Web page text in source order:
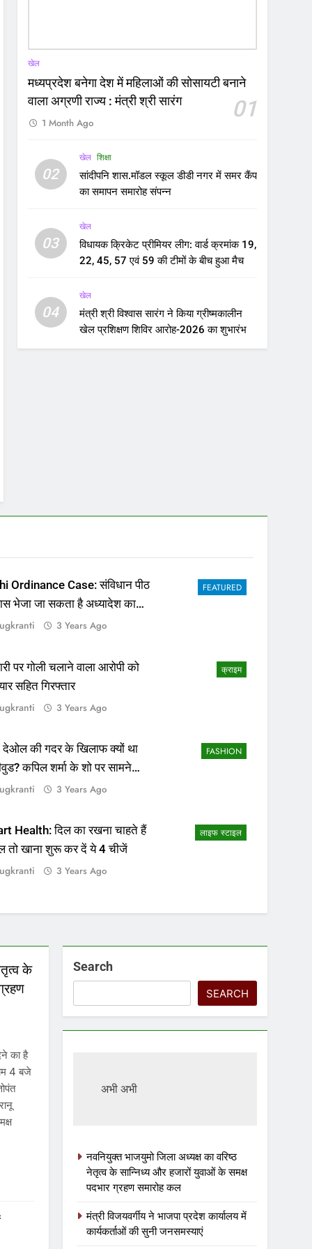
खेल
मध्यप्रदेश बनेगा देश में महिलाओं की सोसायटी बनाने
वाला अग्रणी राज्य : मंत्री श्री सारंग
01
1 Month Ago
02
खेल शिक्षा
सांदीपनि शास.मॉडल स्कूल डीडी नगर में समर कैंप
का समापन समारोह संपन्न
03
खेल
विधायक क्रिकेट प्रीमियर लीग: वार्ड क्रमांक 19,
22, 45, 57 एवं 59 की टीमों के बीच हुआ मैच
04
खेल
मंत्री श्री विश्वास सारंग ने किया ग्रीष्मकालीन
खेल प्रशिक्षण शिविर आरोह-2026 का शुभारंभ
FEATURED
Ordinance Case: संविधान पीठ
भेजा जा सकता है अध्यादेश का
3 Years Ago
क्राइम
पर गोली चलाने वाला आरोपी को
सहित गिरफ्तार
3 Years Ago
FASHION
देओल की गदर के खिलाफ क्यों था
कपिल शर्मा के शो पर सामने
3 Years Ago
लाइफ स्टाइल
Health: दिल का रखना चाहते हैं
तो खाना शुरू कर दें ये 4 चीजें
3 Years Ago
के
का है
4 बजे
Search
SEARCH
अभी अभी
नवनियुक्त भाजयुमो जिला अध्यक्ष का वरिष्ठ
नेतृत्व के सान्निध्य और हजारों युवाओं के समक्ष
पदभार ग्रहण समारोह कल
मंत्री विजयवर्गीय ने भाजपा प्रदेश कार्यालय में
कार्यकर्ताओं की सुनी जनसमस्याएं